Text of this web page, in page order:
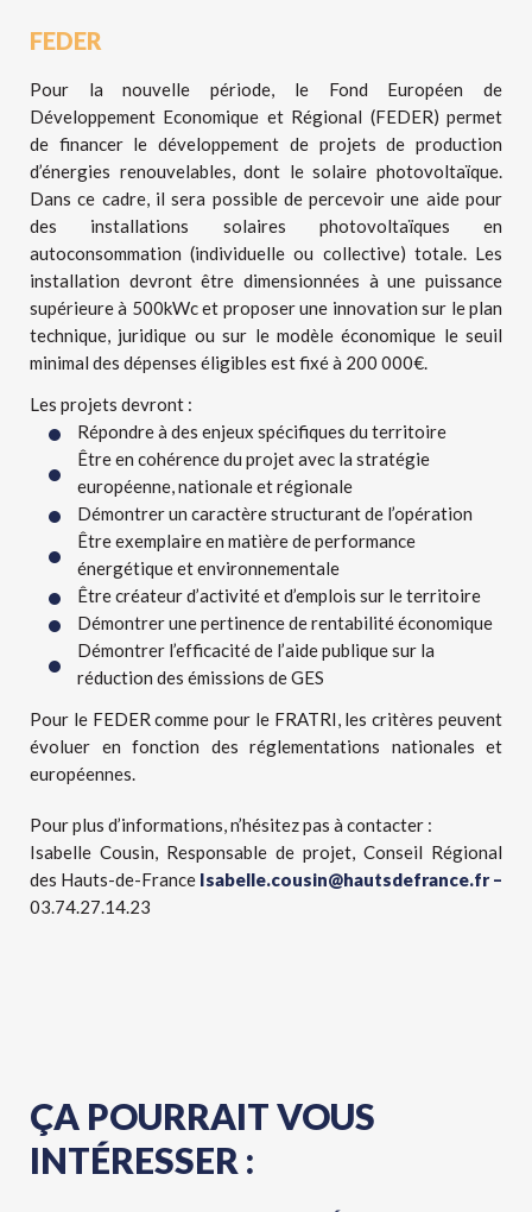
FEDER
Pour la nouvelle période, le Fond Européen de
Développement Economique et Régional (FEDER) permet
de financer le développement de projets de production
d’énergies renouvelables, dont le solaire photovoltaïque.
Dans ce cadre, il sera possible de percevoir une aide pour
des installations solaires photovoltaïques en
autoconsommation (individuelle ou collective) totale. Les
installation devront être dimensionnées à une puissance
supérieure à 500kWc et proposer une innovation sur le plan
technique, juridique ou sur le modèle économique le seuil
minimal des dépenses éligibles est fixé à 200 000€.
Les projets devront :
Répondre à des enjeux spécifiques du territoire
Être en cohérence du projet avec la stratégie
européenne, nationale et régionale
Démontrer un caractère structurant de l’opération
Être exemplaire en matière de performance
énergétique et environnementale
Être créateur d’activité et d’emplois sur le territoire
Démontrer une pertinence de rentabilité économique
Démontrer l’efficacité de l’aide publique sur la
réduction des émissions de GES
Pour le FEDER comme pour le FRATRI, les critères peuvent
évoluer en fonction des réglementations nationales et
européennes.
Pour plus d’informations, n’hésitez pas à contacter :
Isabelle Cousin, Responsable de projet, Conseil Régional
des Hauts-de-France Isabelle.cousin@hautsdefrance.fr –
03.74.27.14.23
ÇA POURRAIT VOUS
INTÉRESSER :